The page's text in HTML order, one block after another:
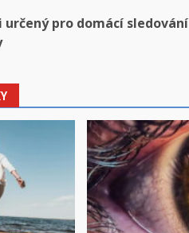
určený pro domácí sledování